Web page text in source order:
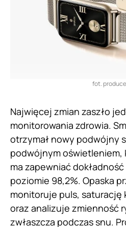
fot.
Najwięcej zmian zaszło
monitorowania zdrowia.
otrzymał nowy podwójny
podwójnym oświetleniem,
ma zapewniać
poziomie 98,2%. Opaska
monitoruje puls, saturację
oraz analizuje zmienność
zwłaszcza podczas snu.